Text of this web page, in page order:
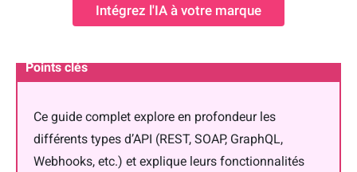
Intégrez l'IA à votre marque
Points clés
Ce guide complet explore en profondeur les
différents types d’API (REST, SOAP, GraphQL,
Webhooks, etc.) et explique leurs fonctionnalités